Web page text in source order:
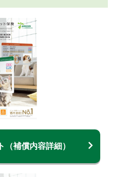
（補償内容詳細）